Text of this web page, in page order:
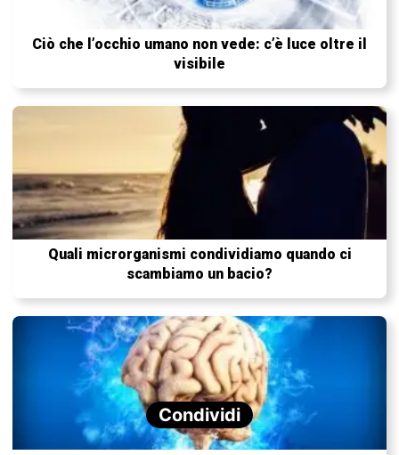
Ciò che l’occhio umano non vede: c’è luce oltre il
visibile
Quali microrganismi condividiamo quando ci
scambiamo un bacio?
Condividi